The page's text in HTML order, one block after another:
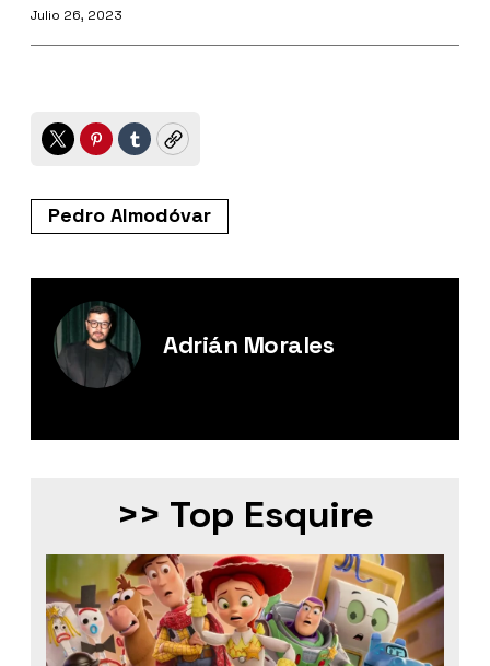
Julio 26, 2023
TwitterPinterest
TumblrCopy
Pedro Almodóvar
Adrián Morales
>> Top Esquire